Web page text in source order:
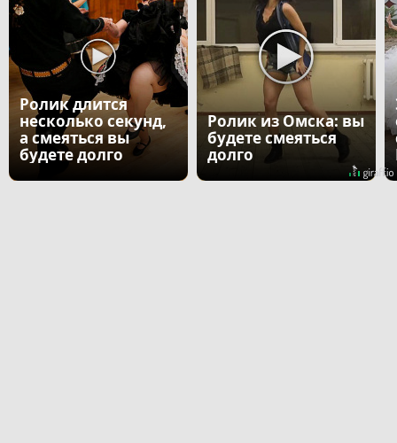
Ролик длится
несколько секунд,
а смеяться вы
будете долго
Ролик из Омска: вы
будете смеяться
долго